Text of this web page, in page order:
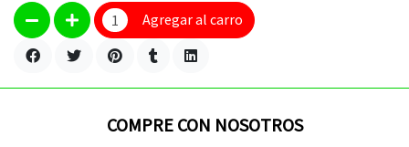
Agregar al carro
COMPRE CON NOSOTROS